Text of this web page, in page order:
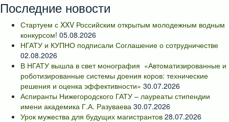
Последние новости
Стартуем с XXV Российским открытым молодежным водным
конкурсом! 05.08.2026
НГАТУ и КУПНО подписали Соглашение о сотрудничестве
02.08.2026
В НГАТУ вышла в свет монография «Автоматизированные и
роботизированные системы доения коров: технические
решения и оценка эффективности» 30.07.2026
Аспиранты Нижегородского ГАТУ – лауреаты стипендии
имени академика Г.А. Разуваева 30.07.2026
Урок мужества для будущих магистрантов 28.07.2026